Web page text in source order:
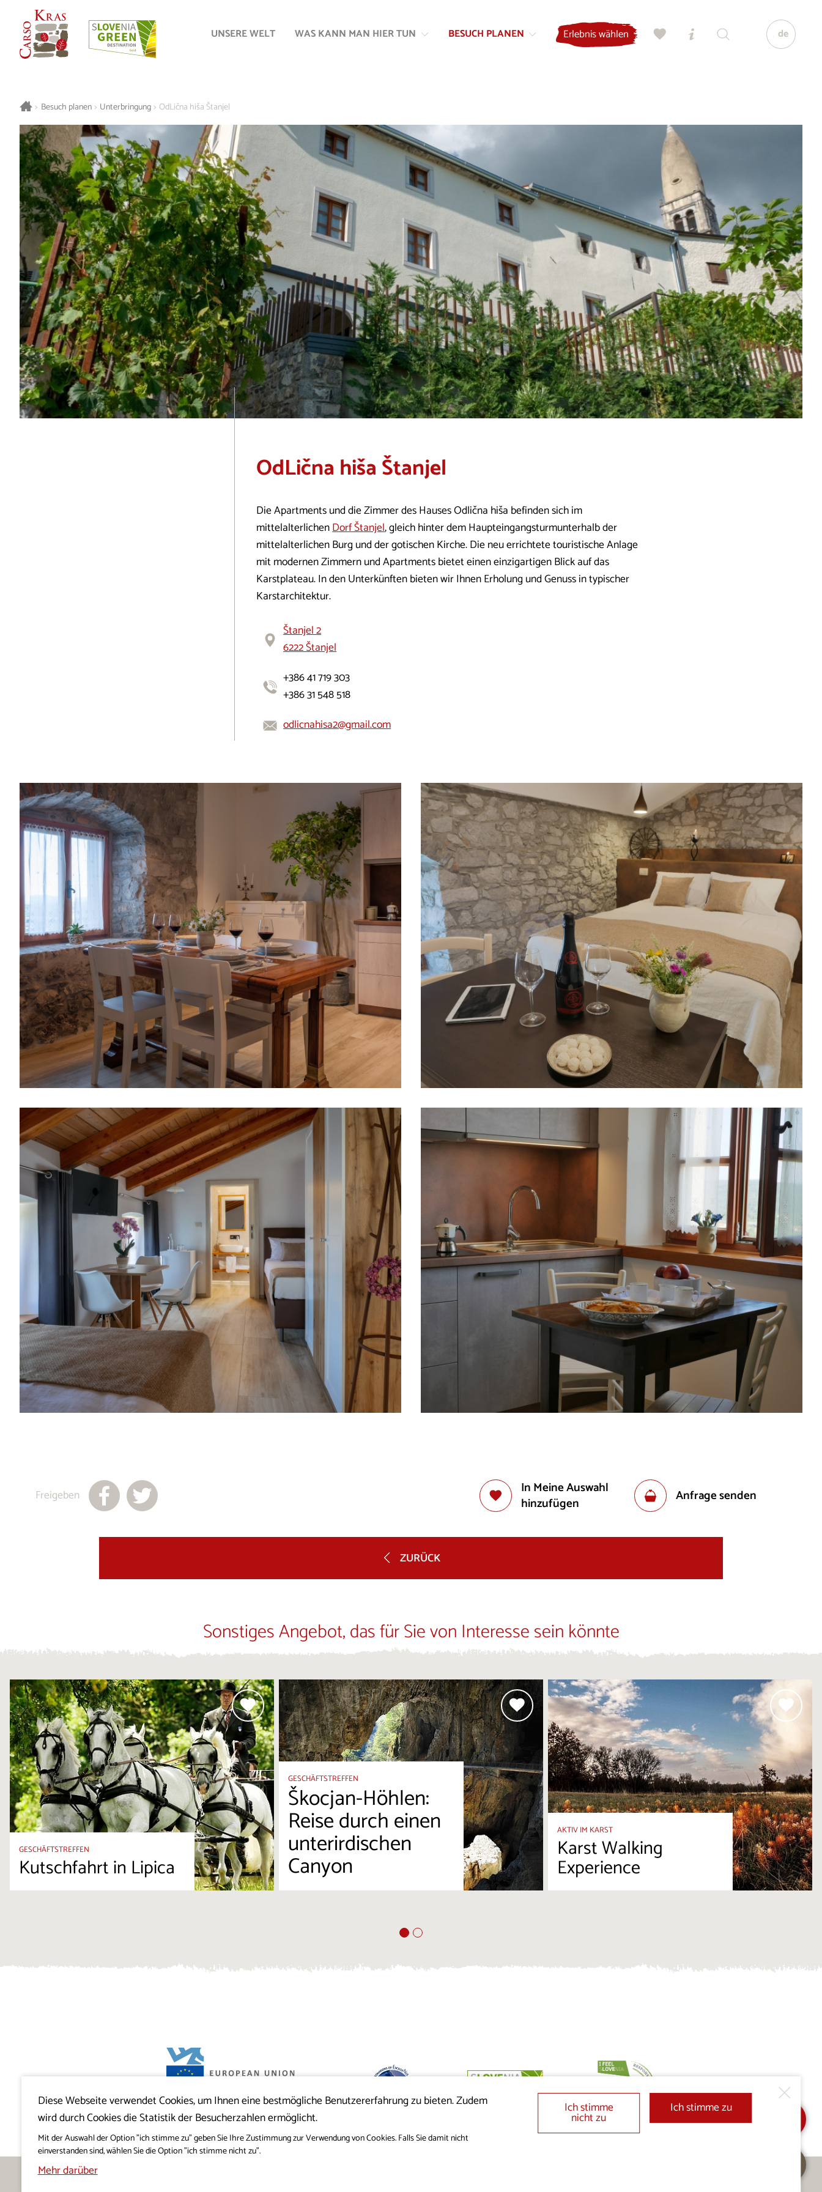
Inhalt
Navigation
UNSERE WELT WAS KANN MAN HIER TUN BESUCH PLANEN Erlebnis wählen de
> Besuch planen > Unterbringung > OdLična hiša Štanjel
OdLična hiša Štanjel
Die Apartments und die Zimmer des Hauses Odlična hiša befinden sich im
mittelalterlichenDorf Štanjel, gleich hinter dem Haupteingangsturmunterhalb der
mittelalterlichen Burg und der gotischen Kirche. Die neu errichtete touristische Anlage
mit modernen Zimmern und Apartments bietet einen einzigartigen Blick auf das
Karstplateau. In den Unterkünften bieten wir Ihnen Erholung und Genuss in typischer
Karstarchitektur.
Štanjel 2
6222 Štanjel
+386 41 719 303
+386 31 548 518
odlicnahisa2@gmail.com
In Meine Auswahl
hinzufügen
Anfrage senden
Freigeben
Freigeben
ZURÜCK
Sonstiges Angebot, das für Sie von Interesse sein könnte
GESCHÄFTSTREFFEN
Kutschfahrt in Lipica
GESCHÄFTSTREFFEN
Škocjan-Höhlen:
Reise durch einen
unterirdischen
Canyon
AKTIV IM KARST
Karst Walking
Experience
Projekt Visitkras. Die Investition wird von der Republik
Slowenien und von der Europäischen Union aus dem
Europäischen Fonds für regionale Entwicklung
mitfinanziert.
Diese Webseite verwendet Cookies, um Ihnen eine bestmögliche Benutzererfahrung zu bieten. Zudem
wird durch Cookies die Statistik der Besucherzahlen ermöglicht.
Mit der Auswahl der Option "ich stimme zu" geben Sie Ihre Zustimmung zur Verwendung von Cookies. Falls Sie damit nicht
einverstanden sind, wählen Sie die Option "ich stimme nicht zu".
Mehr darüber
Ich stimme
nicht zu
Ich stimme zu